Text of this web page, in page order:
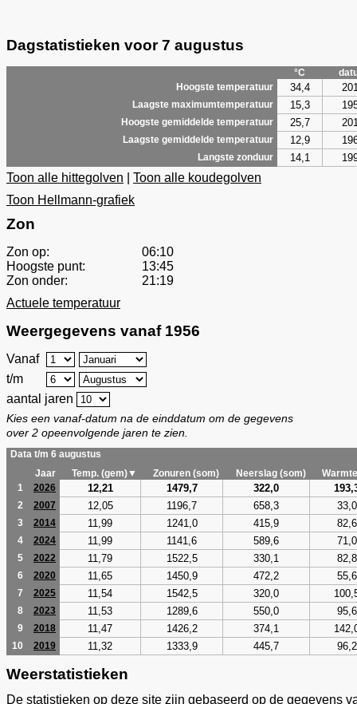
Dagstatistieken voor 7 augustus
°C
Hoogste temperatuur
34,4
Laagste maximumtemperatuur 15,3
Hoogste gemiddelde temperatuur 25,7
Laagste gemiddelde temperatuur 12,9
Langste zonduur 14,1
Toon alle hittegolven
Toon alle koudegolven
Toon Hellmann-grafiek
Zon
Zon op:
06:10
Hoogste punt:
13:45
Zon onder:
21:19
Actuele temperatuur
Weergegevens vanaf 1956
Vanaf
t/m
aantal jaren
Kies een vanaf-datum na de einddatum om de gegevens
over 2 opeenvolgende jaren te zien.
Data t/m 6 augustus
Jaar
Temp. (gem)▼ Zonuren (som) Neerslag (som)
1
2026 12,21 1479,7 322,0
2 2007 12,05 1196,7 658,3 33,0
3 2014 11,99 1241,0 415,9 82,6
4 2024 11,99 1141,6 589,6 71,0
5 2022 11,79 1522,5 330,1 82,8
6 2020 11,65 1450,9 472,2 55,6
7 2025 11,54 1542,5 320,0
8 2023 11,53 1289,6 550,0 95,6
9 2018 11,47 1426,2 374,1
10 2019 11,32 1333,9 445,7 96,2
Weerstatistieken
De statistieken op deze site zijn gebaseerd op de gegevens